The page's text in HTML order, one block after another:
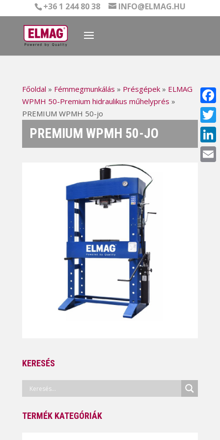
+36 1 244 80 38 INFO@ELMAG.HU
Főoldal » Fémmegmunkálás » Présgépek» ELMAG
WPMH 50-Premium hidraulikus műhelyprés »
PREMIUM WPMH 50-jo
PREMIUM WPMH 50-JO
KERESÉS
TERMÉK KATEGÓRIÁK